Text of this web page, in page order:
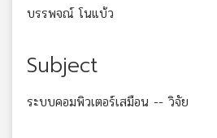
บรรพจณ์ โนแบ้ว
Subject
ระบบคอมพิวเตอร์เสมือน -- วิจัย